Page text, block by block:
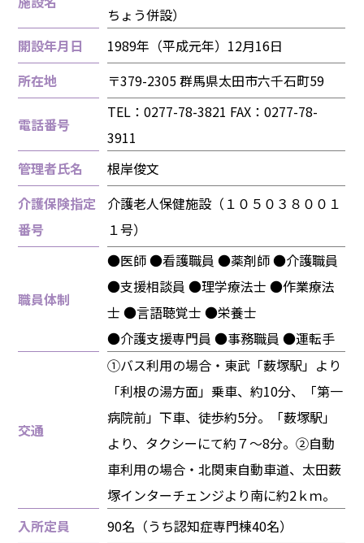
ちょう併設）
開設年月日
1989年（平成元年）12月16日
所在地
〒379-2305 群馬県太田市六千石町59
電話番号
TEL：0277-78-3821 FAX：0277-78-
3911
管理者氏名
根岸俊文
介護保険指定
番号
介護老人保健施設（１０５０３８００１
１号）
職員体制
●医師 ●看護職員 ●薬剤師 ●介護職員
●支援相談員 ●理学療法士 ●作業療法
士 ●言語聴覚士 ●栄養士
●介護支援専門員 ●事務職員 ●運転手
交通
①バス利用の場合・東武「薮塚駅」より
「利根の湯方面」乗車、約10分、「第一
病院前」下車、徒歩約5分。「薮塚駅」
より、タクシーにて約７～8分。②自動
車利用の場合・北関東自動車道、太田薮
塚インターチェンジより南に約2ｋｍ。
入所定員
90名（うち認知症専門棟40名）